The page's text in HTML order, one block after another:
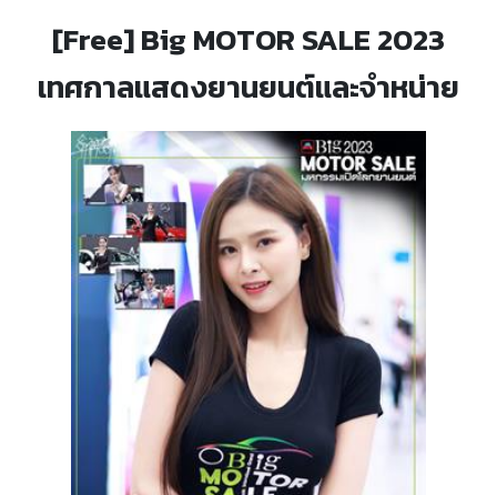
[Free] Big MOTOR SALE 2023
เทศกาลแสดงยานยนต์และจำหน่าย